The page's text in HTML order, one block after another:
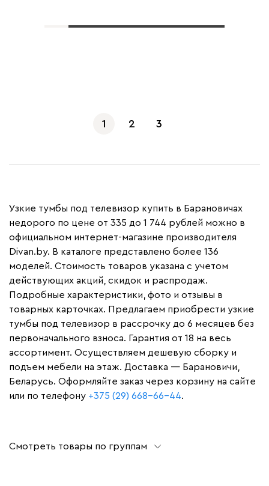
1 2 3
Узкие тумбы под телевизор купить в Барановичах
недорого по цене от 335 до 1 744 рублей можно в
официальном интернет-магазине производителя
Divan.by. В каталоге представлено более 136
моделей. Стоимость товаров указана с учетом
действующих акций, скидок и распродаж.
Подробные характеристики, фото и отзывы в
товарных карточках. Предлагаем приобрести узкие
тумбы под телевизор в рассрочку до 6 месяцев без
первоначального взноса. Гарантия от 18 на весь
ассортимент. Осуществляем дешевую сборку и
подъем мебели на этаж. Доставка — Барановичи,
Беларусь. Оформляйте заказ через корзину на сайте
или по телефону +375 (29) 668-66-44.
Смотреть товары по группам